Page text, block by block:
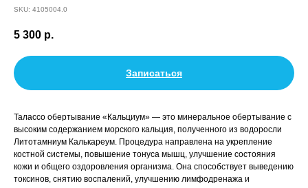
SKU: 4105004.0
5 300 р.
Записаться
Талассо обертывание «Кальциум» — это минеральное обертывание с
высоким содержанием морского кальция, полученного из водоросли
Литотамниум Калькареум. Процедура направлена на укрепление
костной системы, повышение тонуса мышц, улучшение состояния
кожи и общего оздоровления организма. Она способствует выведению
токсинов, снятию воспалений, улучшению лимфодренажа и